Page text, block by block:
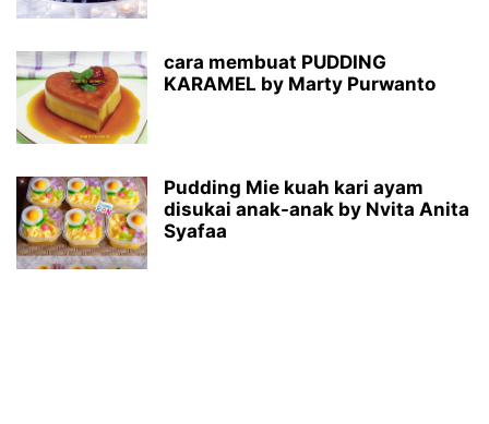
cara membuat PUDDING
KARAMEL by Marty Purwanto
Pudding Mie kuah kari ayam
disukai anak-anak by Nvita Anita
Syafaa